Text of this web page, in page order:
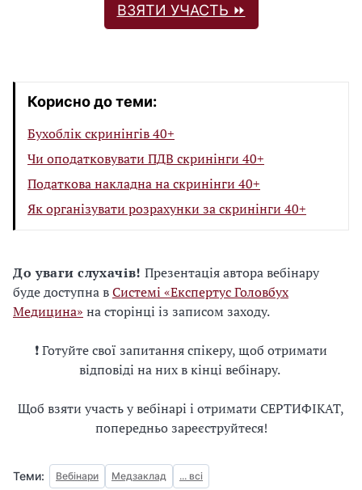
ВЗЯТИ УЧАСТЬ ⏩
Корисно до теми:
Бухоблік скринінгів 40+
Чи оподатковувати ПДВ скринінги 40+
Податкова накладна на скринінги 40+
Як організувати розрахунки за скринінги 40+
До уваги слухачів! Презентація автора вебінару
буде доступна вСистемі «Експертус Головбух
Медицина» на сторінці із записом заходу.
❗️ Готуйте свої запитання спікеру, щоб отримати
відповіді на них в кінці вебінару.
Щоб взяти участь у вебінарі і отримати СЕРТИФІКАТ,
попередньо зареєструйтеся!
Теми: Вебінари Медзаклад ... всі